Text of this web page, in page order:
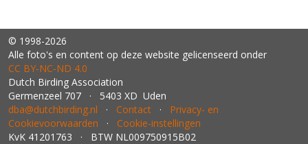
© 1998-2026
Alle foto's en content op deze website gelicenseerd onder
CC BY‑NC‑ND 4.0
Dutch Birding Association
Germenzeel 707 · 5403 XD Uden
dba@dutchbirding.nl · Contact · Privacy- en
Cookievoorwaarden · Cookie-instellingen
KvK 41201763 · BTW NL009750915B02